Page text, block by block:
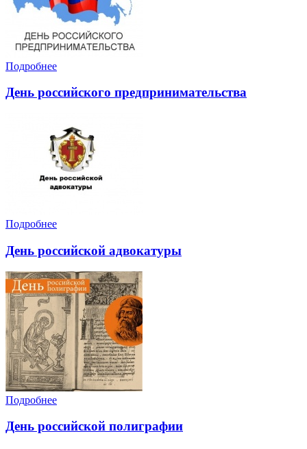
Подробнее
День российского предпринимательства
Подробнее
День российской адвокатуры
Подробнее
День российской полиграфии